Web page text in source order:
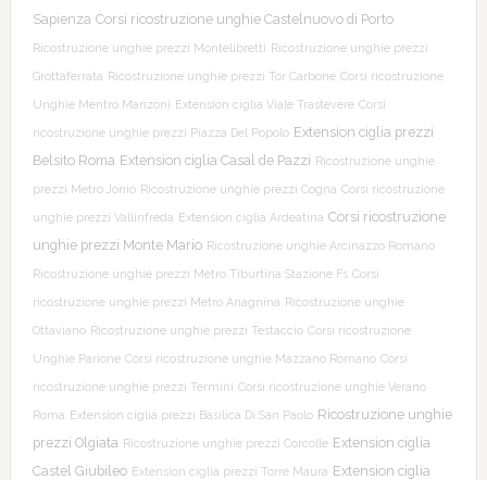
Sapienza Corsi ricostruzione unghie Castelnuovo di Porto
Ricostruzione unghie prezzi Montelibretti Ricostruzione unghie prezzi
Grottaferrata Ricostruzione unghie prezzi Tor Carbone Corsi ricostruzione
Unghie Mentro Manzoni Extension ciglia Viale Trastevere Corsi
ricostruzione unghie prezzi Piazza Del Popolo Extension ciglia prezzi
Belsito Roma Extension ciglia Casal de Pazzi Ricostruzione unghie
prezzi Metro Jonio Ricostruzione unghie prezzi Cogna Corsi ricostruzione
unghie prezzi Vallinfreda Extension ciglia Ardeatina Corsi ricostruzione
unghie prezzi Monte Mario Ricostruzione unghie Arcinazzo Romano
Ricostruzione unghie prezzi Metro Tiburtina Stazione Fs Corsi
ricostruzione unghie prezzi Metro Anagnina Ricostruzione unghie
Ottaviano Ricostruzione unghie prezzi Testaccio Corsi ricostruzione
Unghie Parione Corsi ricostruzione unghie Mazzano Romano Corsi
ricostruzione unghie prezzi Termini Corsi ricostruzione unghie Verano
Roma Extension ciglia prezzi Basilica Di San Paolo Ricostruzione unghie
prezzi Olgiata Ricostruzione unghie prezzi Corcolle Extension ciglia
Castel Giubileo Extension ciglia prezzi Torre Maura Extension ciglia